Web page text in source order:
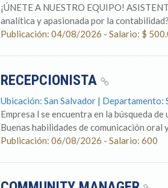
¡ÚNETE A NUESTRO EQUIPO!
analítica y apasionada por la
Publicación: 04/08/2026 - Salario: $
RECEPCIONISTA
Ubicación: San Salvador | Departamento:
Empresa l se encuentra en la búsqueda
Buenas habilidades de comunicación oral
Publicación: 06/08/2026 - Salario: 600